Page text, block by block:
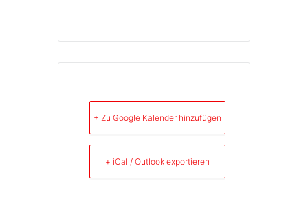
+ Zu Google Kalender hinzufügen
+ iCal / Outlook exportieren